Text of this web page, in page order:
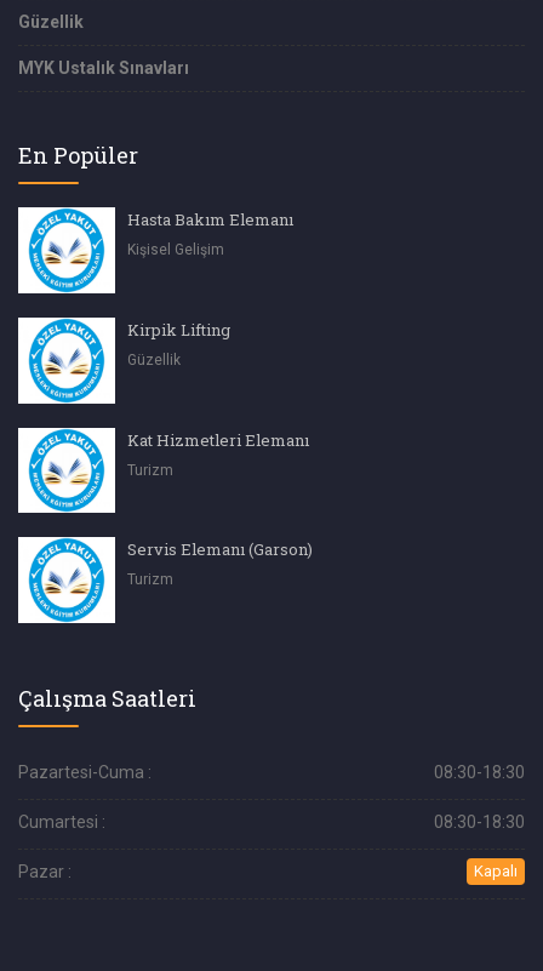
Güzellik
MYK Ustalık Sınavları
En Popüler
Hasta Bakım Elemanı
Kişisel Gelişim
Kirpik Lifting
Güzellik
Kat Hizmetleri Elemanı
Turizm
Servis Elemanı (Garson)
Turizm
Çalışma Saatleri
Pazartesi-Cuma : 08:30-18:30
Cumartesi : 08:30-18:30
Pazar : Kapalı